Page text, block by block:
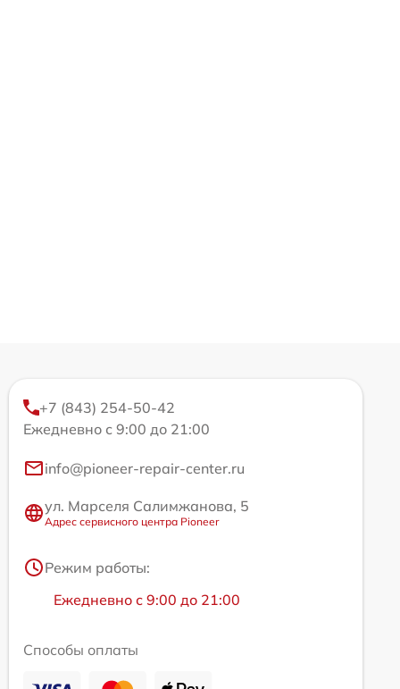
+7 (843) 254-50-42
Ежедневно с 9:00 до 21:00
info@pioneer-repair-center.ru
ул. Марселя Салимжанова, 5
Адрес сервисного центра Pioneer
Режим работы:
Ежедневно с 9:00 до 21:00
Способы оплаты